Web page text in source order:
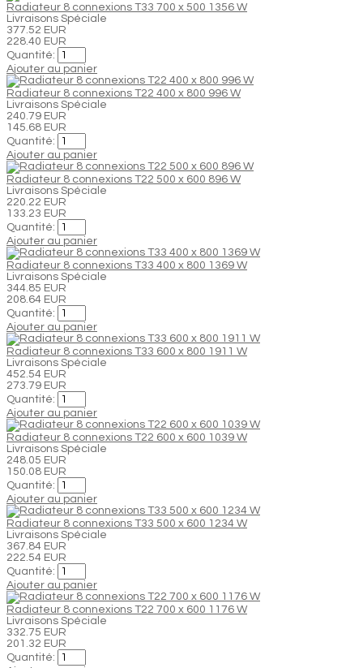
Radiateur 8 connexions T33 700 x 500 1356 W
Livraisons Spéciale
377.52 EUR
228.40 EUR
Quantité:
Ajouter au panier
Radiateur 8 connexions T22 400 x 800 996 W
Livraisons Spéciale
240.79 EUR
145.68 EUR
Quantité:
Ajouter au panier
Radiateur 8 connexions T22 500 x 600 896 W
Livraisons Spéciale
220.22 EUR
133.23 EUR
Quantité:
Ajouter au panier
Radiateur 8 connexions T33 400 x 800 1369 W
Livraisons Spéciale
344.85 EUR
208.64 EUR
Quantité:
Ajouter au panier
Radiateur 8 connexions T33 600 x 800 1911 W
Livraisons Spéciale
452.54 EUR
273.79 EUR
Quantité:
Ajouter au panier
Radiateur 8 connexions T22 600 x 600 1039 W
Livraisons Spéciale
248.05 EUR
150.08 EUR
Quantité:
Ajouter au panier
Radiateur 8 connexions T33 500 x 600 1234 W
Livraisons Spéciale
367.84 EUR
222.54 EUR
Quantité:
Ajouter au panier
Radiateur 8 connexions T22 700 x 600 1176 W
Livraisons Spéciale
332.75 EUR
201.32 EUR
Quantité: